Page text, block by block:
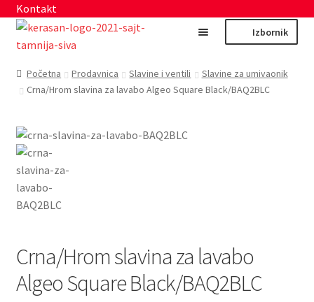
Kontakt
Preskoči
na
Skoči
na
Izbornik
Početna
Prodavnica
Izdvajamo
Granitne sudopere
Kupatilska galanterija
Početna Prodavnica Slavine i ventili
Slavine za umivaonik
Crna/Hrom slavina za lavabo Algeo Square Black/BAQ2BLC
Crna/Hrom slavina za lavabo
Algeo Square Black/BAQ2BLC